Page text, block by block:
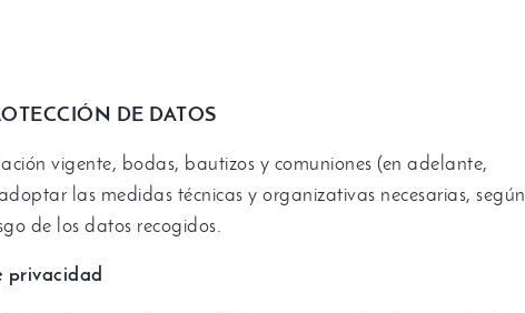
DE DATOS
vigente, bodas, bautizos y comuniones (en adelante,
las medidas técnicas y organizativas necesarias, según
de los datos recogidos.
privacidad